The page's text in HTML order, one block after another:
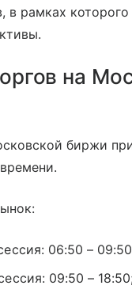
в рамках
на
биржи
06:50 –
09:50 –